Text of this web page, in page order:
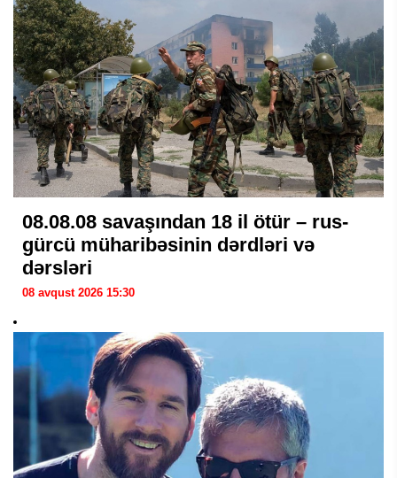
08.08.08 savaşından 18 il ötür – rus-
gürcü müharibəsinin dərdləri və
dərsləri
08 avqust 2026 15:30